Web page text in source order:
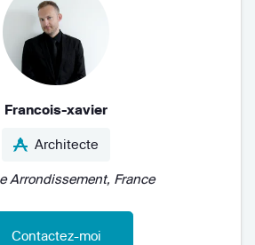
Francois-xavier
Architecte
Arrondissement, France
Contactez-moi